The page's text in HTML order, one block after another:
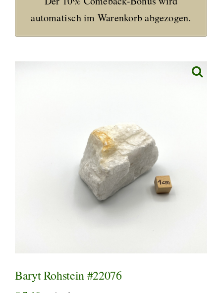
automatisch im Warenkorb abgezogen.
Baryt Rohstein #22076